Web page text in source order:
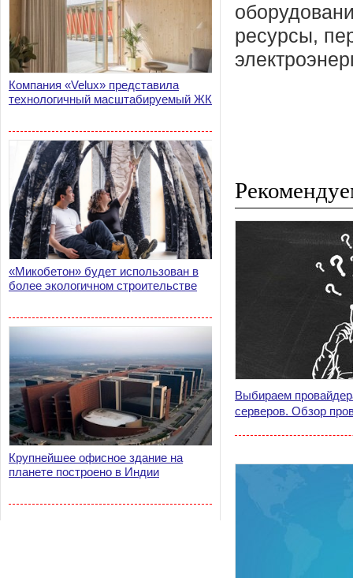
Компания «Velux» представила
технологичный масштабируемый ЖК
«Микобетон» будет использован в
более экологичном строительстве
Крупнейшее офисное здание на
планете построено в Индии
ресурсы,
Выбираем
серверов. Обзор